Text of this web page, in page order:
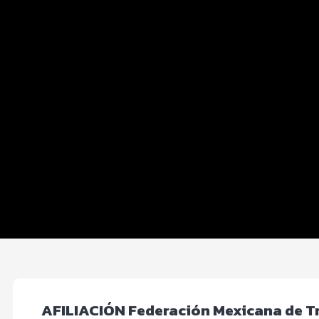
AFILIACIÓN Federación Mexicana de